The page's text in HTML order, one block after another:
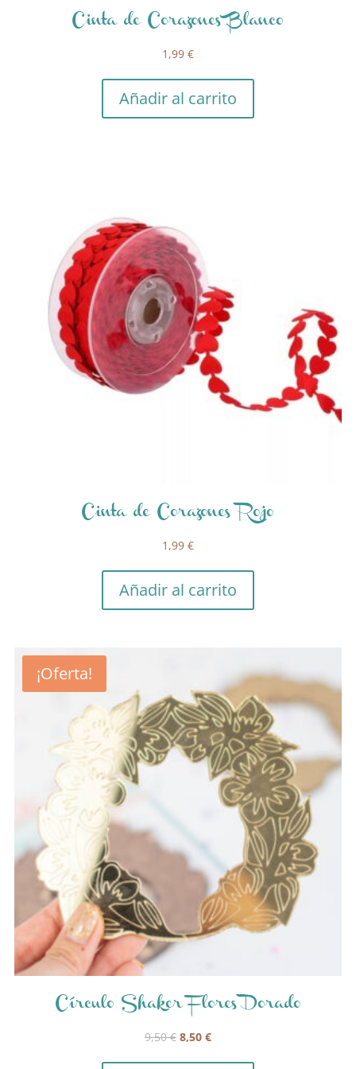
Cinta de Corazones Blanco
1,99 €
Añadir al carrito
Cinta de Corazones Rojo
1,99 €
Añadir al carrito
¡Oferta!
Círculo Shaker Flores Dorado
9,50€ El
8,50 €El